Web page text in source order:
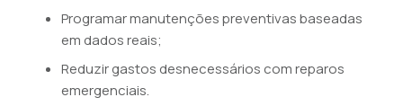
Programar manutenções preventivas baseadas
em dados reais;
Reduzir gastos desnecessários com reparos
emergenciais.